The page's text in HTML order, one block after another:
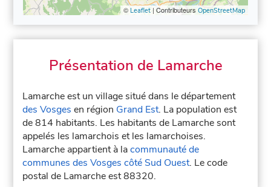
© Leaflet| Contributeurs OpenStreetMap
Présentation de Lamarche
Lamarche est un village situé dans le département
des Vosges en région Grand Est. La population est
de 814 habitants. Les habitants de Lamarche sont
appelés les lamarchois et les lamarchoises.
Lamarche appartient à lacommunauté de
communes des Vosges côté Sud Ouest. Le code
postal de Lamarche est 88320.